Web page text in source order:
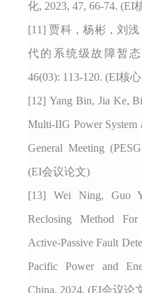
化, 2023, 47, 66-74. (EI
[11] 贾科，杨彬，刘浅
代的系统级故障暂
46(03): 113-120. (EI核
[12]Yang Bin, Jia Ke,
Multi-IIG Power System
General Meeting
(EI会议论文)
[13]Wei Ning, Guo
Reclosing Method
Active-Passive Fault
Pacific Power and
China, 2024. (EI会议论